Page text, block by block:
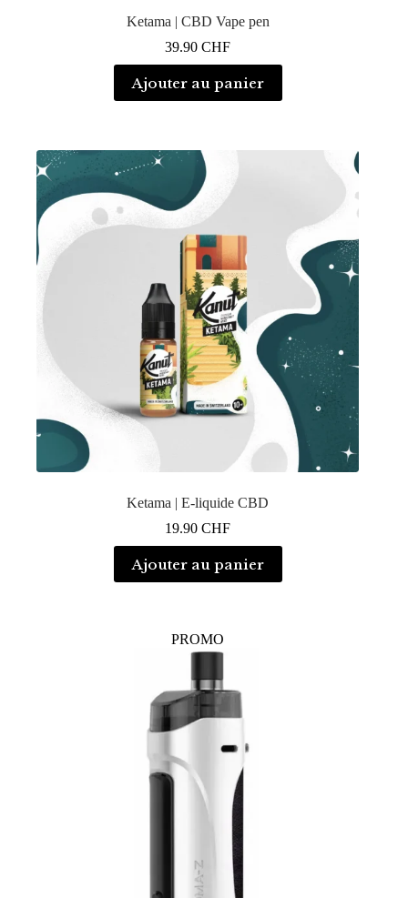
Ketama | CBD Vape pen
39.90CHF
Ajouter au panier
Ketama | E-liquide CBD
19.90CHF
Ajouter au panier
PROMO